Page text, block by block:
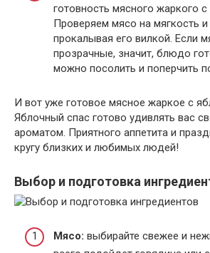
готовность мясного жаркого с
Проверяем мясо на мягкость и
прокалывая его вилкой. Если
прозрачные, значит, блюдо
можно посолить и поперчить
И вот уже готовое мясное жаркое с
Яблочный спас готово удивлять вас
ароматом. Приятного аппетита и
кругу близких и любимых людей!
Выбор и подготовка
Мясо: выбирайте свежее и